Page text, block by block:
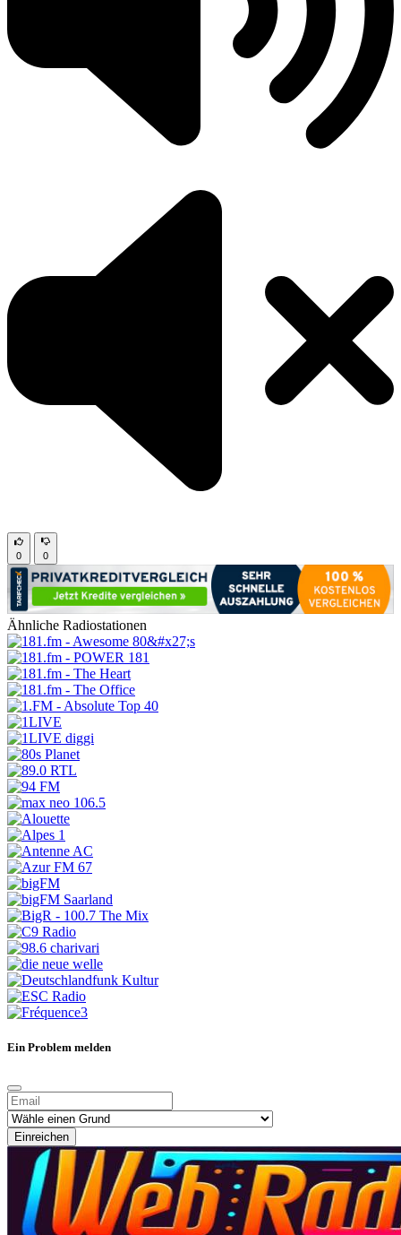
0 0
Ähnliche Radiostationen
Ein Problem melden
Einreichen